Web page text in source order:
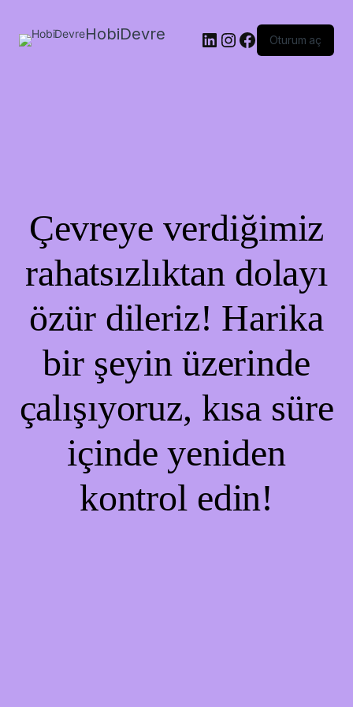
HobiDevre LinkedIn
Instagram
Facebook
Oturum aç
Çevreye verdiğimiz
rahatsızlıktan dolayı
özür dileriz! Harika
bir şeyin üzerinde
çalışıyoruz, kısa süre
içinde yeniden
kontrol edin!